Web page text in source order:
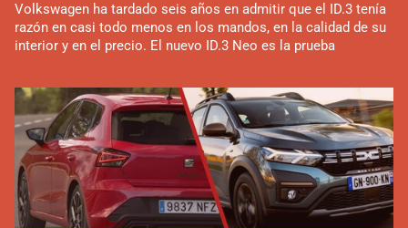
Volkswagen ha tardado seis años en admitir que el ID.3 tenía
razón en casi todo menos en los mandos, en la calidad de su
interior y en el precio. El nuevo ID.3 Neo es la prueba